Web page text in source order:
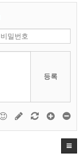
등록